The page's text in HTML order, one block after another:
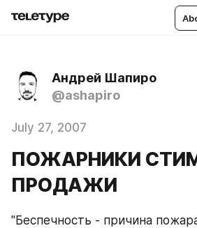
Андрей Шапиро
@ashapiro
July 27, 2007
ПОЖАРНИКИ
ПРОДАЖИ
"Беспечность - причина